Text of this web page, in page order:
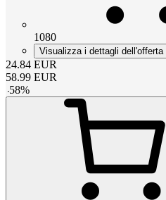
1080
Visualizza i dettagli dell'offerta
24.84 EUR
58.99 EUR
-58%